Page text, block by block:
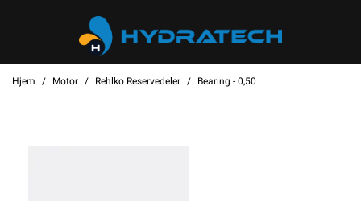
Hjem Motor Rehlko Reservedeler Bearing - 0,50